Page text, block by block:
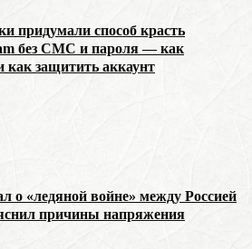
придумали способ красть
без СМС и пароля — как
как защитить аккаунт
о «ледяной войне» между Россией
причины напряжения